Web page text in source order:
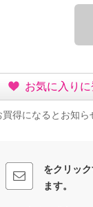
お気に入り
買得になるとお知ら
をクリッ
ます。